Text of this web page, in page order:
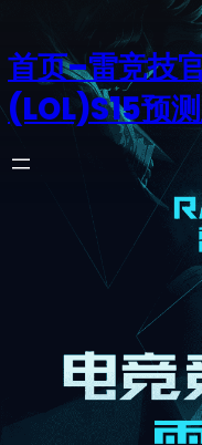
首页–雷竞技
(LOL)S15预